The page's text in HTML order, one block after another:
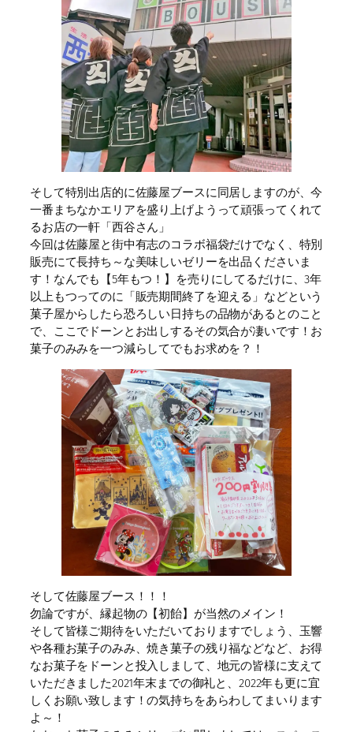
そして特別出店的に佐藤屋ブースに同居しますのが、今
一番まちなかエリアを盛り上げようって頑張ってくれて
るお店の一軒「西谷さん」
今回は佐藤屋と街中有志のコラボ福袋だけでなく、特別
販売にて長持ち～な美味しいゼリーを出品くださいま
す！なんでも【5年もつ！】を売りにしてるだけに、3年
以上もつってのに「販売期間終了を迎える」などという
菓子屋からしたら恐ろしい日持ちの品物があるとのこと
で、ここでドーンとお出しするその気合が凄いです！お
菓子のみみを一つ減らしてでもお求めを？！
そして佐藤屋ブース！！！
勿論ですが、縁起物の【初飴】が当然のメイン！
そして皆様ご期待をいただいておりますでしょう、玉響
や各種お菓子のみみ、焼き菓子の残り福などなど、お得
なお菓子をドーンと投入しまして、地元の皆様に支えて
いただきました2021年末までの御礼と、2022年も更に宜
しくお願い致します！の気持ちをあらわしてまいります
よ～！